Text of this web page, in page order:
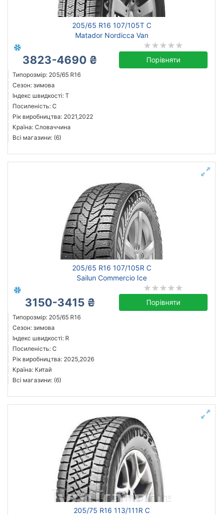
205/65 R16 107/105T C
Matador Nordicca Van
3823-4690 ₴ Порівняти
Типорозмір: 205/65 R16
Сезон: зимова
Індекс швидкості: T
Посиленість: C
Рік виробництва: 2021,2022
Країна: Словаччина
Всі магазини: (6)
205/65 R16 107/105R C
Sailun Commercio Ice
3150-3415 ₴ Порівняти
Типорозмір: 205/65 R16
Сезон: зимова
Індекс швидкості: R
Посиленість: C
Рік виробництва: 2025,2026
Країна: Китай
Всі магазини: (6)
205/75 R16 113/111R C